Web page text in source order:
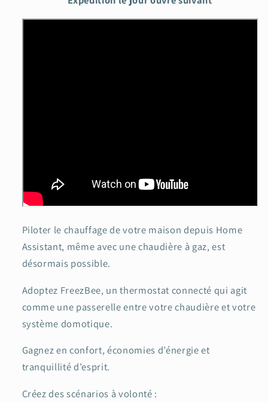
Piloter le chauffage de votre maison depuis Home
Assistant, même avec une chaudière à gaz, est
désormais possible.
Adoptez FreezBee, un thermostat connecté qui agit
comme une passerelle entre votre chaudière et votre
système domotique.
Gagnez en confort, économies d’énergie et
tranquillité d’esprit.
Créez des scénarios à volonté :